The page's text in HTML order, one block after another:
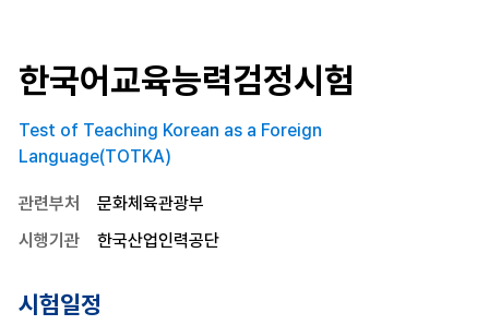
한국어교육능력검정시험
Test of Teaching Korean as a Foreign
Language(TOTKA)
관련부처
문화체육관광부
시행기관
한국산업인력공단
시험일정